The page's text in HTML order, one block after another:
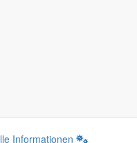
Informationen